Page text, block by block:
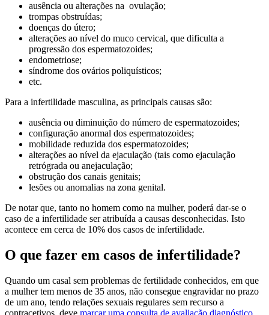
ausência ou alterações na ovulação;
trompas obstruídas;
doenças do útero;
alterações ao nível do muco cervical, que dificulta a
progressão dos espermatozoides;
endometriose;
síndrome dos ovários poliquísticos;
etc.
Para a infertilidade masculina, as principais causas são:
ausência ou diminuição do número de espermatozoides;
configuração anormal dos espermatozoides;
mobilidade reduzida dos espermatozoides;
alterações ao nível da ejaculação (tais como ejaculação
retrógrada ou anejaculação;
obstrução dos canais genitais;
lesões ou anomalias na zona genital.
De notar que, tanto no homem como na mulher, poderá dar-se o
caso de a infertilidade ser atribuída a causas desconhecidas. Isto
acontece em cerca de 10% dos casos de infertilidade.
O que fazer em casos de infertilidade?
Quando um casal sem problemas de fertilidade conhecidos, em que
a mulher tem menos de 35 anos, não consegue engravidar no prazo
de um ano, tendo relações sexuais regulares sem recurso a